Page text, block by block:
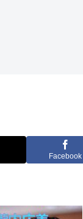
Facebook